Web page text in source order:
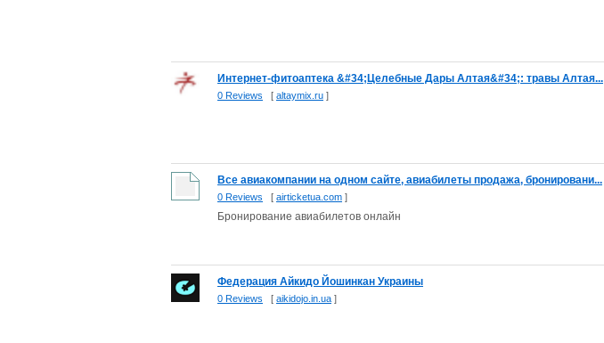
Интернет-фитоаптека &#34;Целебные Дары Алтая&#34;: травы Алтая...
0 Reviews [ altaymix.ru ]
Все авиакомпании на одном сайте, авиабилеты продажа, бронировани...
0 Reviews [ airticketua.com ]
Бронирование авиабилетов онлайн
Федерация Айкидо Йошинкан Украины
0 Reviews [ aikidojo.in.ua ]